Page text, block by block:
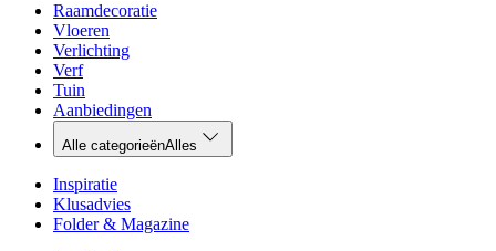
Raamdecoratie
Vloeren
Verlichting
Verf
Tuin
Aanbiedingen
Alle categorieënAlles
Inspiratie
Klusadvies
Folder & Magazine